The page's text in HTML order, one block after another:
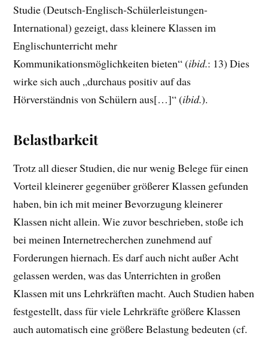
Studie (Deutsch-Englisch-Schülerleistungen-
International) gezeigt, dass kleinere Klassen im
Englischunterricht mehr
Kommunikationsmöglichkeiten bieten“ (ibid.: 13) Dies
wirke sich auch „durchaus positiv auf das
Hörverständnis von Schülern aus[…]“ (ibid.).
Belastbarkeit
Trotz all dieser Studien, die nur wenig Belege für einen
Vorteil kleinerer gegenüber größerer Klassen gefunden
haben, bin ich mit meiner Bevorzugung kleinerer
Klassen nicht allein. Wie zuvor beschrieben, stoße ich
bei meinen Internetrecherchen zunehmend auf
Forderungen hiernach. Es darf auch nicht außer Acht
gelassen werden, was das Unterrichten in großen
Klassen mit uns Lehrkräften macht. Auch Studien haben
festgestellt, dass für viele Lehrkräfte größere Klassen
auch automatisch eine größere Belastung bedeuten (cf.